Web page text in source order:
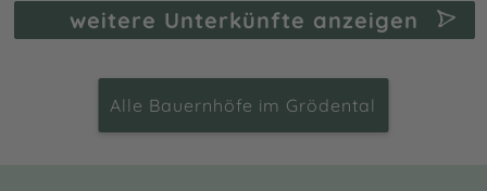
weitere Unterkünfte anzeigen
Alle Bauernhöfe im Grödental